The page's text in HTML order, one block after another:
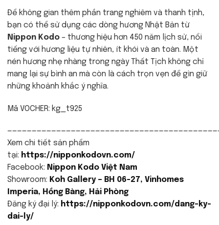
Để không gian thêm phần trang nghiêm và thanh tịnh,
bạn có thể sử dụng các dòng hương Nhật Bản từ
Nippon Kodo – thương hiệu hơn 450 năm lịch sử, nổi
tiếng với hương liệu tự nhiên, ít khói và an toàn. Một
nén hương nhẹ nhàng trong ngày Thất Tịch không chỉ
mang lại sự bình an mà còn là cách trọn vẹn để gìn giữ
những khoảnh khắc ý nghĩa.
Mã VOCHER: kg_t925
Xem chi tiết sản phẩm
tại: https://nipponkodovn.com/
Facebook: Nippon Kodo Việt Nam
Showroom: Koh Gallery – BH 06-27, Vinhomes
Imperia, Hồng Bàng, Hải Phòng
Đăng ký đại lý: https://nipponkodovn.com/dang-ky-
dai-ly/